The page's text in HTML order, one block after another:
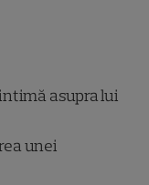
asupra lui
unei